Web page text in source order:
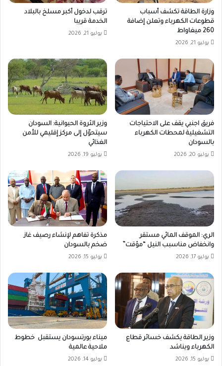
وزارة الطاقة تكشف أسباب
قطوعات الكهرباء وتعلن إضافة
260 ميغاواط
يوليو 21, 2026
ترقب لدخول أكبر مسلخ بالبلاد
الخدمة قريبا
يوليو 21, 2026
فريق اجنبي يقف على الاحتياجات
التشغيلية لمحطات الكهرباء
بالسودان
يوليو 20, 2026
وزير الثروة الحيوانية: السودان
سيتحوّل إلى مركز إقليمي للأمن
الغذائي
يوليو 19, 2026
الري: الموقف المائي مستقر
وانخفاض مناسبب النيل “مؤقت”
يوليو 17, 2026
مذكرة تفاهم لإنشاء رصيف غاز
ضخم بالسودان
يوليو 15, 2026
وزير الطاقة يكشف خسائر قطاع
الكهرباء ويناشد
يوليو 15, 2026
ميناء بورتسودان يستقبل خطوط
ملاحية عالمية
يوليو 14, 2026